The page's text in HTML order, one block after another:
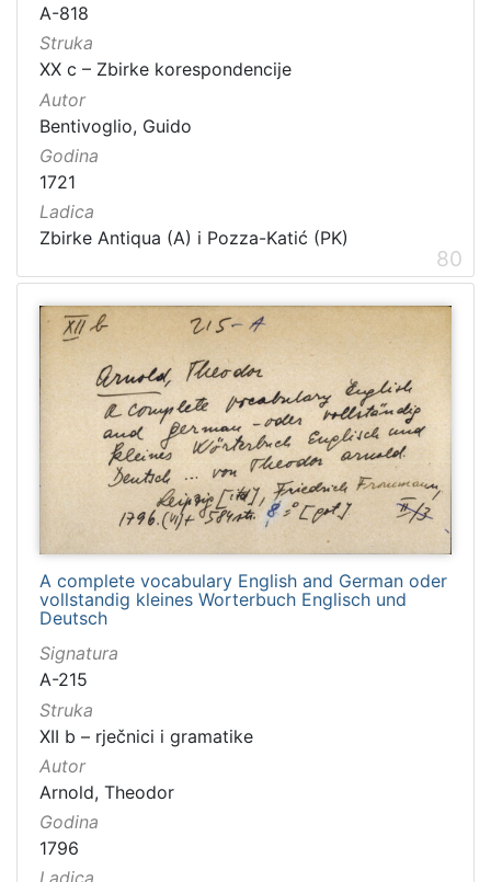
A-818
Struka
XX c – Zbirke korespondencije
Autor
Bentivoglio, Guido
Godina
1721
Ladica
Zbirke Antiqua (A) i Pozza-Katić (PK)
80
A complete vocabulary English and German oder
vollstandig kleines Worterbuch Englisch und
Deutsch
Signatura
A-215
Struka
XII b – rječnici i gramatike
Autor
Arnold, Theodor
Godina
1796